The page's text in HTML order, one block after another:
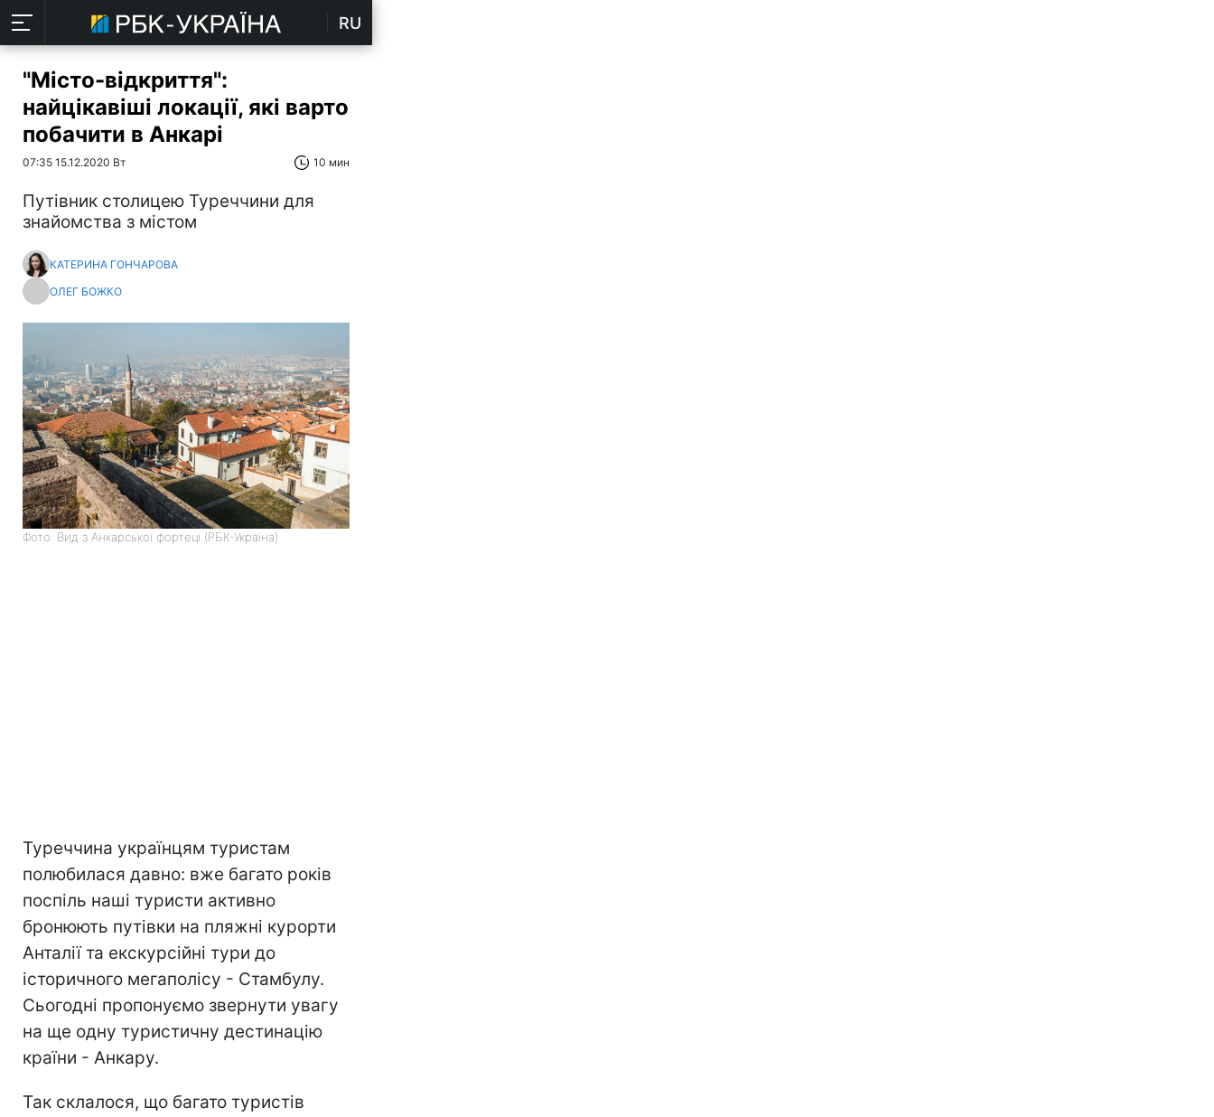
RU
"Місто-відкриття":
найцікавіші локації, які варто
побачити в Анкарі
07:35 15.12.2020 Вт 10 мин
Путівник столицею Туреччини для
знайомства з містом
КАТЕРИНА ГОНЧАРОВА
ОЛЕГ БОЖКО
Фото: Вид з Анкарської фортеці (РБК-Україна)
Туреччина українцям туристам
полюбилася давно: вже багато років
поспіль наші туристи активно
бронюють путівки на пляжні курорти
Анталії та екскурсійні тури до
історичного мегаполісу - Стамбулу.
Сьогодні пропонуємо звернути увагу
на ще одну туристичну дестинацію
країни - Анкару.
Так склалося, що багато туристів